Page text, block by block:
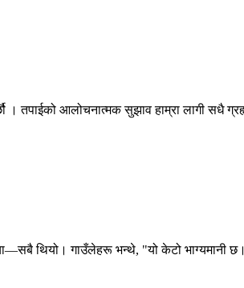
। तपाईको आलोचनात्मक सुझाव हाम्रा लागी सधै
थियो। गाउँलेहरू भन्थे, "यो केटो भाग्यमानी